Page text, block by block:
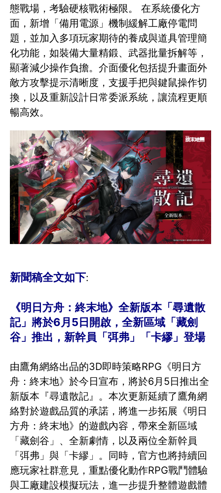
態戰場，考驗硬核戰術極限。 在系統優化方
面，新增「備用電源」機制緩解工廠停電問
題，並加入多項玩家期待的養成與道具管理簡
化功能，如裝備大量精鍛、武器批量拆解等，
顯著減少操作負擔。介面優化包括提升畫面外
敵方攻擊提示清晰度，支援手把與鍵鼠操作切
換，以及重新設計日常委派系統，讓流程更順
暢高效。
新聞稿全文如下:
《明日方舟：終末地》全新版本「尋遺散
記」將於6月5日開啟，全新區域「藏劍
谷」推出，新幹員「弭弗」「卡繆」登場
由鷹角網絡出品的3D即時策略RPG《明日方
舟：終末地》於今日宣布，將於6月5日推出全
新版本『尋遺散記』。本次更新延續了鷹角網
絡對於遊戲品質的承諾，將進一步拓展《明日
方舟：終末地》的遊戲內容，帶來全新區域
「藏劍谷」、全新劇情，以及兩位全新幹員
「弭弗」與「卡繆」。同時，官方也將持續回
應玩家社群意見，重點優化動作RPG戰鬥體驗
與工廠建設模擬玩法，進一步提升整體遊戲體